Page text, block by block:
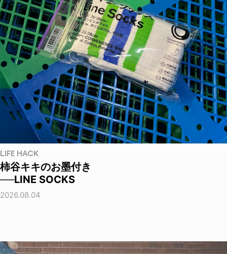
LIFE HACK
柿谷キキのお墨付き
──LINE SOCKS
2026.08.04